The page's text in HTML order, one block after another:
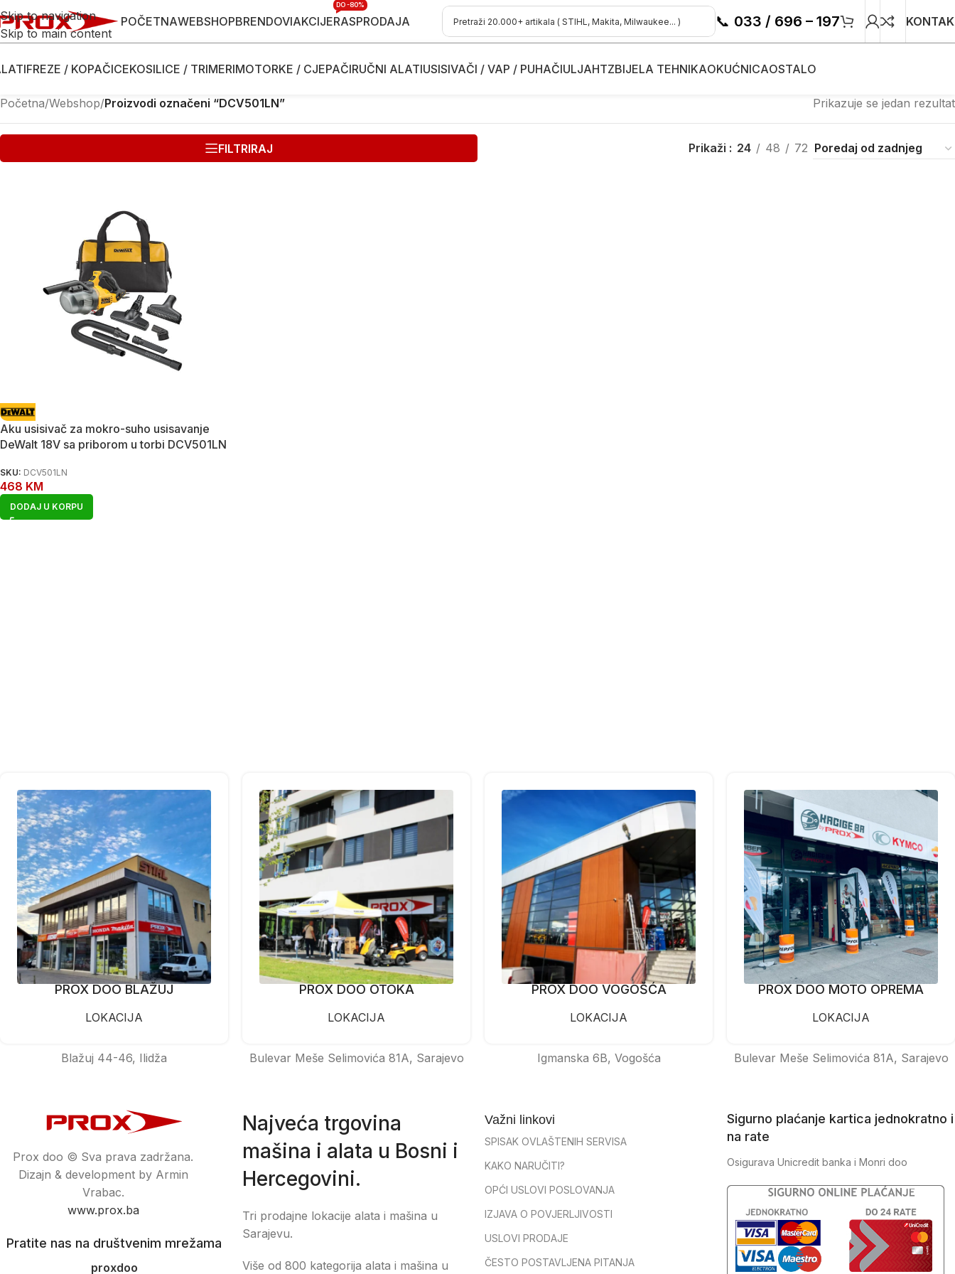
Skip to navigation
Skip to main content
POČETNAWEBSHOPBRENDOVIAKCIJERASPRODAJA
DO -80%
📞 033 / 696 – 197
FREZE / KOPAČICEKOSILICE / TRIMERIMOTORKE / CJEPAČIRUČNI ALATIUSISIVAČI / VAP / PUHAČIULJAHTZBIJELA TEHNIKAOKUĆNICAOSTALO
Početna/Webshop/Proizvodi označeni “DCV501LN” Prikazuje se jedan rezultat
FILTRIRAJ Prikaži 24 48 72
Aku usisivač za mokro-suho usisavanje
DeWalt 18V sa priborom u torbi DCV501LN
SKU: DCV501LN
468 KM
DODAJ U KORPU
PROX DOO BLAŽUJ
LOKACIJA
Blažuj 44-46, Ilidža
PROX DOO OTOKA
LOKACIJA
Bulevar Meše Selimovića 81A, Sarajevo
PROX DOO VOGOŠĆA
LOKACIJA
Igmanska 6B, Vogošća
PROX DOO MOTO OPREMA
LOKACIJA
Bulevar Meše Selimovića 81A, Sarajevo
Prox doo © Sva prava zadržana.
Dizajn & development by Armin
Vrabac.
www.prox.ba
Pratite nas na društvenim mrežama
proxdoo
Najveća trgovina
mašina i alata u Bosni i
Hercegovini.
Tri prodajne lokacije alata i mašina u
Sarajevu.
Više od 800 kategorija alata i mašina u
Važni linkovi
SPISAK OVLAŠTENIH SERVISA
KAKO NARUČITI?
OPĆI USLOVI POSLOVANJA
IZJAVA O POVJERLJIVOSTI
USLOVI PRODAJE
ČESTO POSTAVLJENA PITANJA
Sigurno plaćanje kartica jednokratno i
na rate
Osigurava Unicredit banka i Monri doo